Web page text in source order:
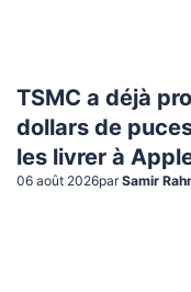
TSMC a déjà
dollars de
les livrer à
06 août 2026par Samir